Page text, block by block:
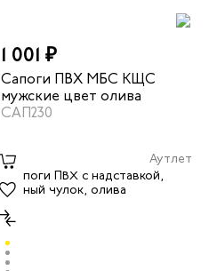
1 001 ₽
Сапоги ПВХ МБС КЩС
мужские цвет олива
САП230
Аутлет